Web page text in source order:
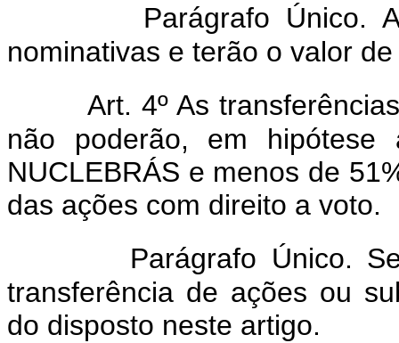
Parágrafo Único.
nominativas e terão o valor
Art. 4º As
não poderão, em hipótese
NUCLEBRÁS e menos de
das ações com direito a voto.
Parágrafo Único.
transferência de ações ou
do disposto neste artigo.